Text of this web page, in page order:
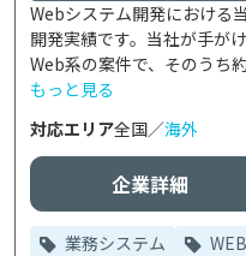
Webシステム開発における
開発実績です。当社が手が
Web系の案件で、そのうち
もっと見る
対応エリア全国／海外
企業詳細
業務システム